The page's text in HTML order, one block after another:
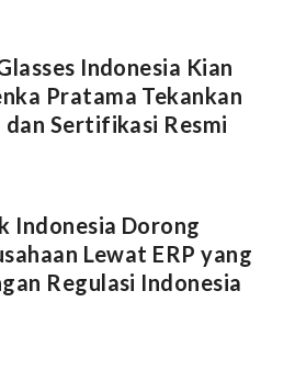
Indonesia Kian
Pratama Tekankan
dan Sertifikasi Resmi
Indonesia Dorong
Lewat ERP yang
Regulasi Indonesia